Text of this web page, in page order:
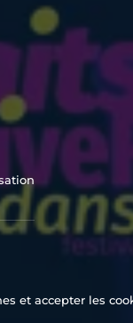
et accepter les